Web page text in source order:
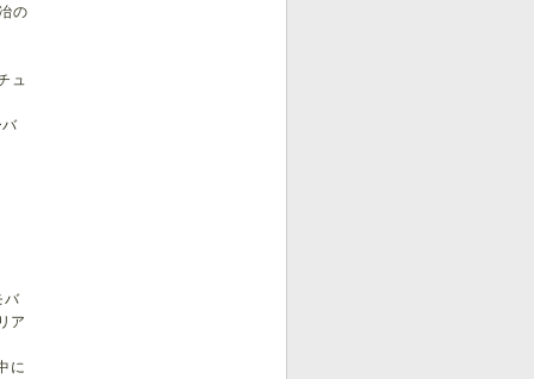
の
ュ
バ
バ
ア
に